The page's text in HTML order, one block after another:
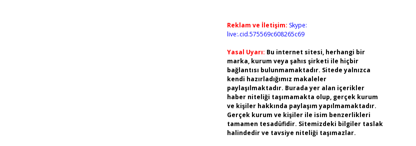
Reklam ve İletişim: Skype:
live:.cid.575569c608265c69
Yasal Uyarı: Bu internet sitesi, herhangi bir
marka, kurum veya şahıs şirketi ile hiçbir
bağlantısı bulunmamaktadır. Sitede yalnızca
kendi hazırladığımız makaleler
paylaşılmaktadır. Burada yer alan içerikler
haber niteliği taşımamakta olup, gerçek kurum
ve kişiler hakkında paylaşım yapılmamaktadır.
Gerçek kurum ve kişiler ile isim benzerlikleri
tamamen tesadüfidir. Sitemizdeki bilgiler taslak
halindedir ve tavsiye niteliği taşımazlar.